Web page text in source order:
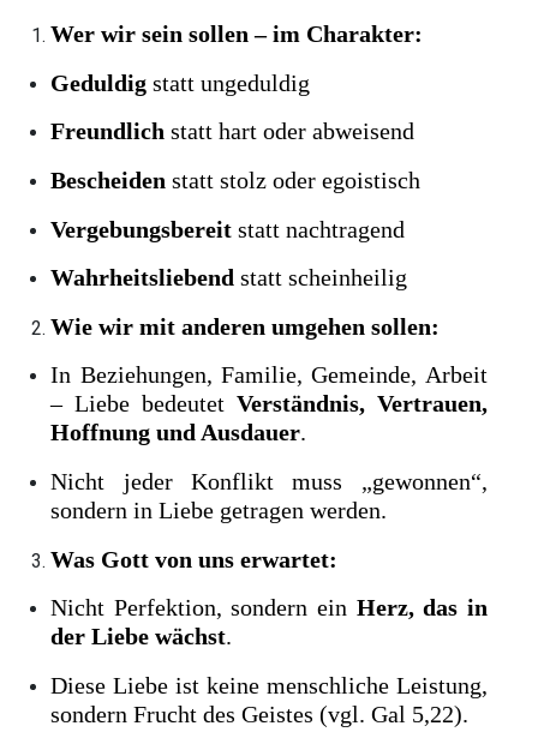
Wer wir sein sollen – im Charakter:
Geduldig statt ungeduldig
Freundlich statt hart oder abweisend
Bescheiden statt stolz oder egoistisch
Vergebungsbereit statt nachtragend
Wahrheitsliebend statt scheinheilig
Wie wir mit anderen umgehen sollen:
In Beziehungen, Familie, Gemeinde, Arbeit
– Liebe bedeutet Verständnis, Vertrauen,
Hoffnung und Ausdauer.
Nicht jeder Konflikt muss „gewonnen“,
sondern in Liebe getragen werden.
Was Gott von uns erwartet:
Nicht Perfektion, sondern ein Herz, das in
der Liebe wächst.
Diese Liebe ist keine menschliche Leistung,
sondern Frucht des Geistes (vgl. Gal 5,22).